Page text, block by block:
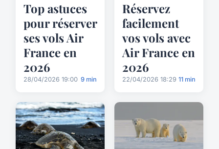
Top astuces
pour réserver
ses vols Air
France en
2026
28/04/2026 19:00 9 min
Réservez
facilement
vos vols avec
Air France en
2026
22/04/2026 18:29 11 min